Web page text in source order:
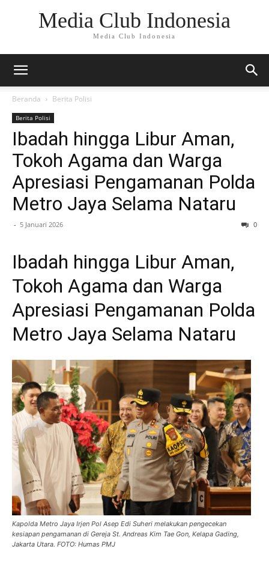
Media Club Indonesia
Media Club Indonesia
Beranda Berita Polisi
Berita Polisi
Ibadah hingga Libur Aman,
Tokoh Agama dan Warga
Apresiasi Pengamanan Polda
Metro Jaya Selama Nataru
- 5 Januari 2026 0
Ibadah hingga Libur Aman,
Tokoh Agama dan Warga
Apresiasi Pengamanan Polda
Metro Jaya Selama Nataru
Kapolda Metro Jaya Irjen Pol Asep Edi Suheri melakukan pengecekan
kesiapan pengamanan di Gereja St. Andreas Kim Tae Gon, Kelapa Gading,
Jakarta Utara. FOTO: Humas PMJ